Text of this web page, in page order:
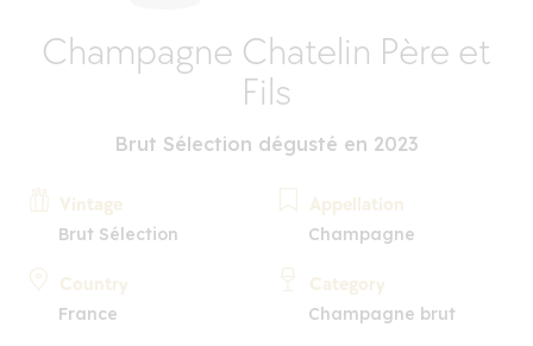
Champagne Chatelin Père et
Fils
Brut Sélection dégusté en 2023
Vintage
Brut Sélection
Country
France
Appellation
Champagne
Category
Champagne brut